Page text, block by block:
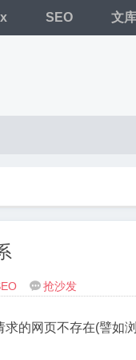
SEO 文库
 抢沙发
的网页不存在(譬如